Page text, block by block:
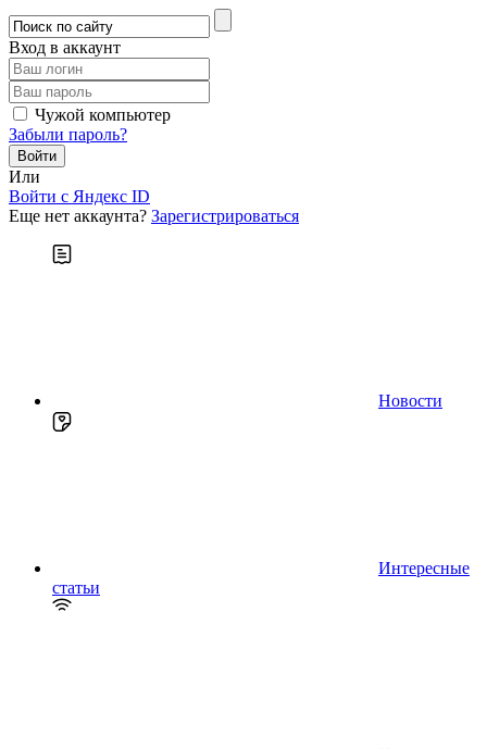
Вход в аккаунт
Чужой компьютер
Забыли пароль?
Или
Войти c Яндекс ID
Еще нет аккаунта? Зарегистрироваться
Новости
Интересные
статьи